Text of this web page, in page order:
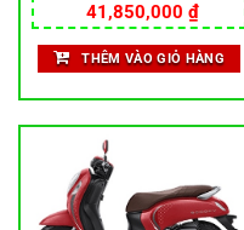
41,850,000 ₫
THÊM VÀO GIỎ HÀNG